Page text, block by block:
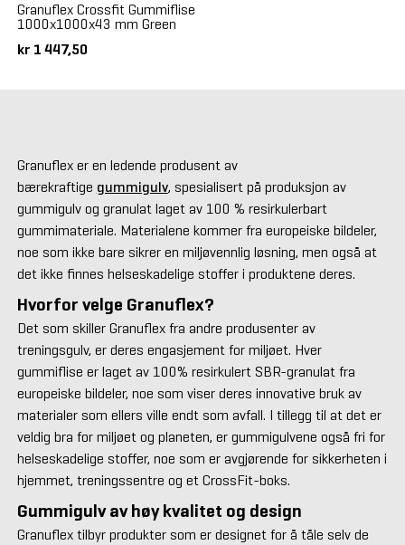
Granuflex Crossfit Gummiflise
1000x1000x43 mm Green
kr 1 447,50
Granuflex er en ledende produsent av
bærekraftige gummigulv, spesialisert på produksjon av
gummigulv og granulat laget av 100 % resirkulerbart
gummimateriale. Materialene kommer fra europeiske bildeler,
noe som ikke bare sikrer en miljøvennlig løsning, men også at
det ikke finnes helseskadelige stoffer i produktene deres.
Hvorfor velge Granuflex?
Det som skiller Granuflex fra andre produsenter av
treningsgulv, er deres engasjement for miljøet. Hver
gummiflise er laget av 100% resirkulert SBR-granulat fra
europeiske bildeler, noe som viser deres innovative bruk av
materialer som ellers ville endt som avfall. I tillegg til at det er
veldig bra for miljøet og planeten, er gummigulvene også fri for
helseskadelige stoffer, noe som er avgjørende for sikkerheten i
hjemmet, treningssentre og et CrossFit-boks.
Gummigulv av høy kvalitet og design
Granuflex tilbyr produkter som er designet for å tåle selv de